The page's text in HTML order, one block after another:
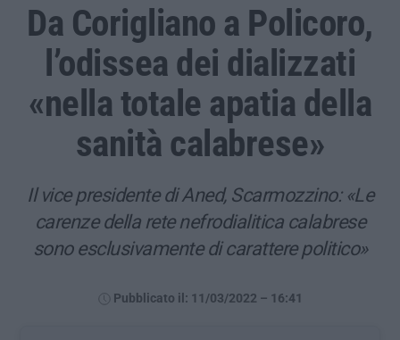
Da Corigliano a Policoro,
l’odissea dei dializzati
«nella totale apatia della
sanità calabrese»
Il vice presidente di Aned, Scarmozzino: «Le
carenze della rete nefrodialitica calabrese
sono esclusivamente di carattere politico»
Pubblicato il: 11/03/2022 – 16:41